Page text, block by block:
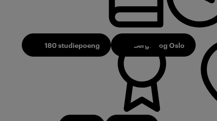
180 studiepoeng Bergen og Oslo